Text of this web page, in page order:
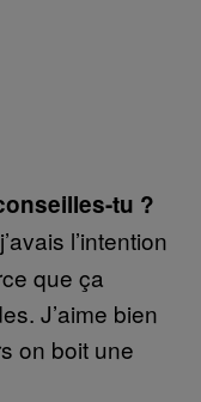
tu ?
l’intention
que ça
J’aime bien
on boit une